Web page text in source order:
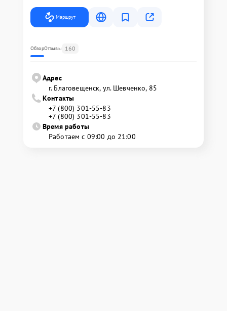
Маршрут
ОбзорОтзывы 160
Адрес
г. Благовещенск, ул. Шевченко, 85
Контакты
+7 (800) 301-55-83
+7 (800) 301-55-83
Время работы
Работаем с 09:00 до 21:00